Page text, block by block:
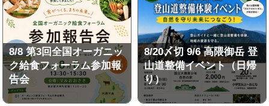
8/8 第3回全国オーガニッ
ク給食フォーラム参加報
告会
8/20〆切 9/6 高隈御岳 登
山道整備イベント（日帰
り）